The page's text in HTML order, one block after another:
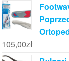
105,00zł